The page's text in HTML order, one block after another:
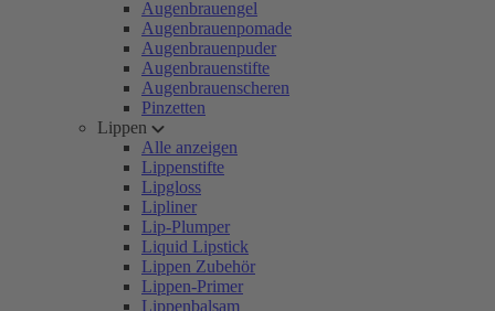
Augenbrauengel
Augenbrauenpomade
Augenbrauenpuder
Augenbrauenstifte
Augenbrauenscheren
Pinzetten
Lippen
Alle anzeigen
Lippenstifte
Lipgloss
Lipliner
Lip-Plumper
Liquid Lipstick
Lippen Zubehör
Lippen-Primer
Lippenbalsam